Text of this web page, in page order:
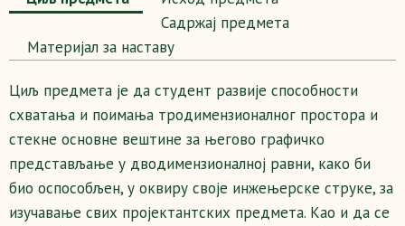
Садржај предмета
Maтеријал за наставу
Циљ предмета је да студент развије способности
схватања и поимања тродимензионалног простора и
стекне основне вештине за његово графичко
представљање у дводимензионалној равни, како би
био оспособљен, у оквиру своје инжењерске струке, за
изучавање свих пројектантских предмета. Као и да се